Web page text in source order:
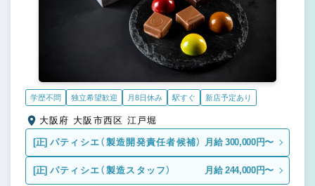
学歴不問 独立希望歓迎 月8日休み 駅すぐ 新店予定あり
大阪府 大阪市西区 江戸堀
[正] パティシエ（製造開発責任者候補） 月給 300,000円〜
[正] パティシエ（製造スタッフ） 月給 244,000円〜